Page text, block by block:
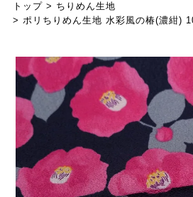
トップ
ちりめん生地
ポリちりめん生地 水彩風の椿(濃紺)